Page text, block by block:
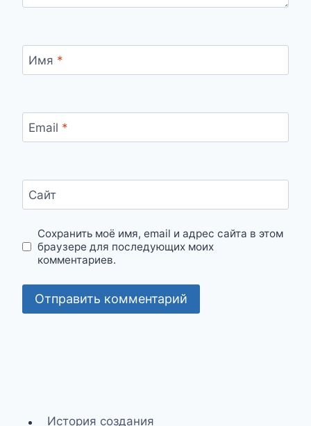
Имя *
Email *
Сайт
Сохранить моё имя, email и адрес сайта в этом
браузере для последующих моих
комментариев.
История создания